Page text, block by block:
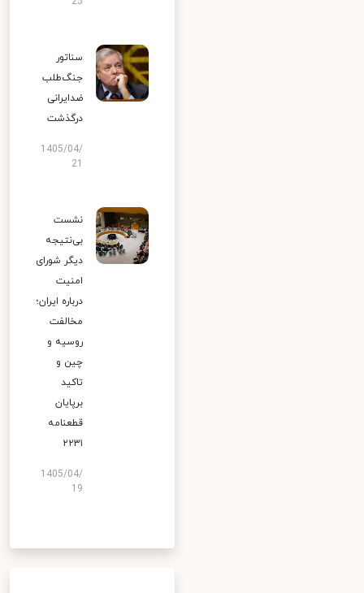
سناتور
جنگ‌طلب
ضدایرانی
درگذشت
1405/04/
نشست
بی‌نتیجه
دیگر شورای
امنیت
درباره ایران؛
مخالفت
روسیه و
چین و
تاکید
برپایان
قطعنامه
۲۲۳۱
1405/04/
19